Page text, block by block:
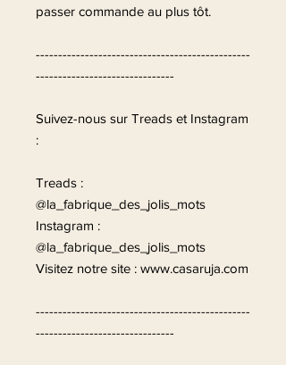
passer commande au plus tôt.
------------------------------------------------
-------------------------------
Suivez-nous sur Treads et Instagram
:
Treads :
@la_fabrique_des_jolis_mots
Instagram :
@la_fabrique_des_jolis_mots
Visitez notre site : www.casaruja.com
------------------------------------------------
-------------------------------